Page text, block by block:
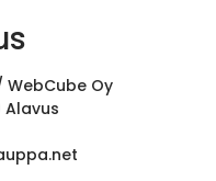
Oy
Alavus